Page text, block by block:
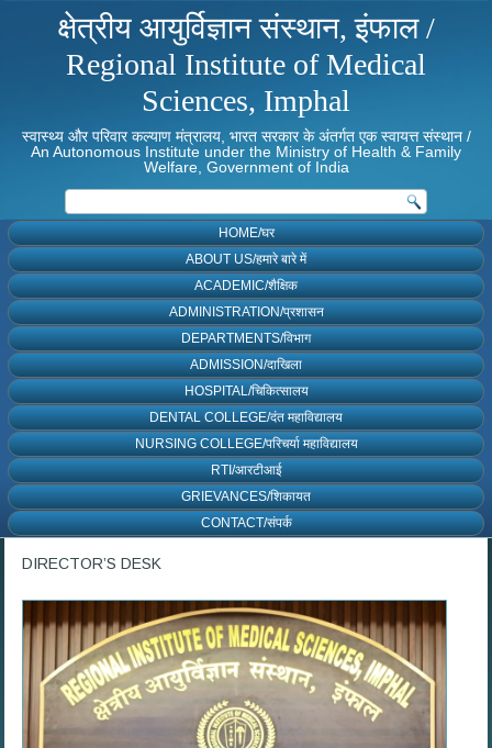
क्षेत्रीय आयुर्विज्ञान संस्थान, इंफाल /
Regional Institute of Medical
Sciences, Imphal
स्वास्थ्य और परिवार कल्याण मंत्रालय, भारत सरकार के अंतर्गत एक स्वायत्त संस्थान /
An Autonomous Institute under the Ministry of Health & Family
Welfare, Government of India
HOME/घर
ABOUT US/हमारे बारे में
ACADEMIC/शैक्षिक
ADMINISTRATION/प्रशासन
DEPARTMENTS/विभाग
ADMISSION/दाखिला
HOSPITAL/चिकित्सालय
DENTAL COLLEGE/दंत महाविद्यालय
NURSING COLLEGE/परिचर्या महाविद्यालय
RTI/आरटीआई
GRIEVANCES/शिकायत
CONTACT/संपर्क
DIRECTOR’S DESK